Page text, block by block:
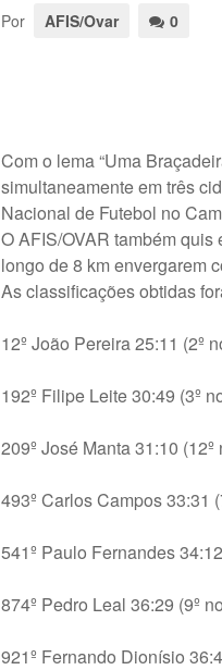
Por AFIS/Ovar 0
Com o lema “Uma
simultaneamente em três
Nacional de Futebol no
O AFIS/OVAR também
longo de 8 km envergarem
As classificações obtidas
12º João Pereira 25:11 (2º
192º Filipe Leite 30:49 (3º
209º José Manta 31:10
493º Carlos Campos 33:31
541º Paulo Fernandes
874º Pedro Leal 36:29 (9º
921º Fernando Dionísio